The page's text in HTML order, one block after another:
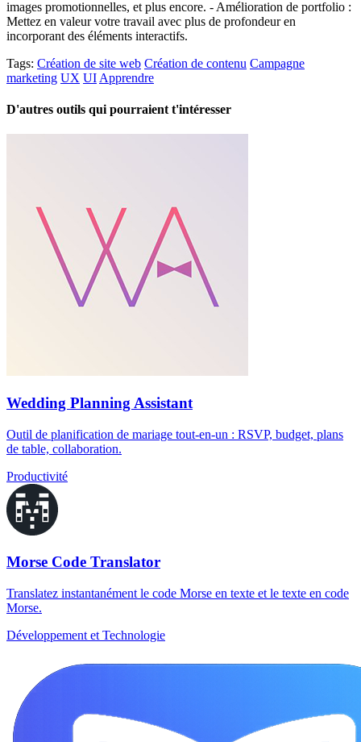
images promotionnelles, et plus encore. - Amélioration de portfolio :
Mettez en valeur votre travail avec plus de profondeur en
incorporant des éléments interactifs.
Tags: Création de site web Création de contenu Campagne
marketing UX UI Apprendre
D'autres outils qui pourraient t'intéresser
Wedding Planning Assistant
Outil de planification de mariage tout-en-un : RSVP, budget, plans
de table, collaboration.
Productivité
Morse Code Translator
Translatez instantanément le code Morse en texte et le texte en code
Morse.
Développement et Technologie